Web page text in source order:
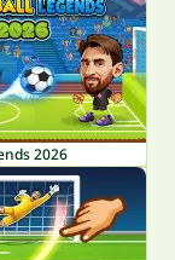
2026